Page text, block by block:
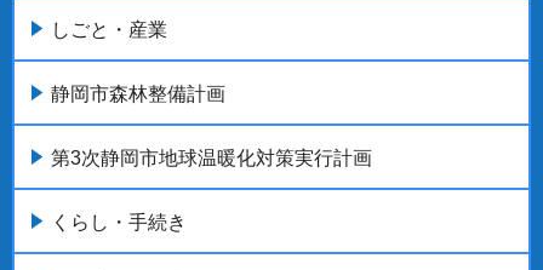
しごと・産業
静岡市森林整備計画
第3次静岡市地球温暖化対策実行計画
くらし・手続き